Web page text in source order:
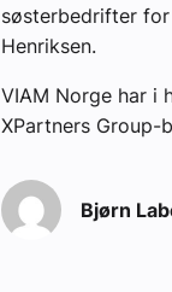
søsterbedrifter for
Henriksen.
VIAM Norge har i
XPartners Group-
Bjørn